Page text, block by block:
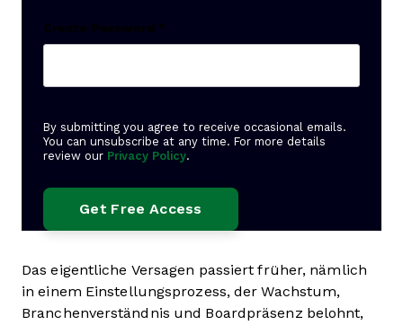
Create Password *
By submitting you agree to receive occasional emails.
You can unsubscribe at any time. For more details
review our Privacy Policy.
Das eigentliche Versagen passiert früher, nämlich
in einem Einstellungsprozess, der Wachstum,
Branchenverständnis und Boardpräsenz belohnt,